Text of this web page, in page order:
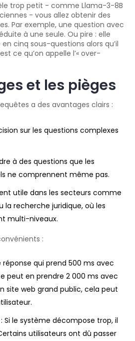
trop petit - comme Llama-3-8B
- vous allez obtenir des
Par exemple, une question avec
à une seule. Ou pire : elle
cinq sous-questions alors qu’il
ce qu’on appelle l’« over-
et les pièges
a des avantages clairs :
sur les questions complexes
à des questions que les
ne comprennent même pas.
utile dans les secteurs comme
la recherche juridique, où les
multi-niveaux.
:
réponse qui prend 500 ms avec
peut en prendre 2 000 ms avec
site web grand public, cela peut
: Si le système décompose trop, il
utilisateurs ont dû passer